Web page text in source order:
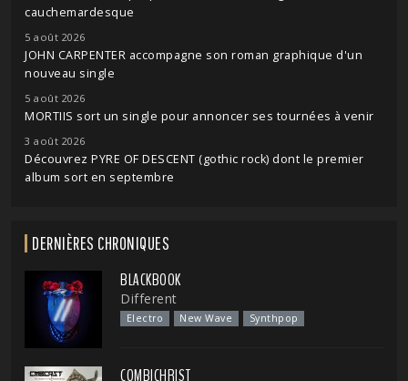
cauchemardesque
5 août 2026
JOHN CARPENTER accompagne son roman graphique d'un
nouveau single
5 août 2026
MORTIIS sort un single pour annoncer ses tournées à venir
3 août 2026
Découvrez PYRE OF DESCENT (gothic rock) dont le premier
album sort en septembre
DERNIÈRES CHRONIQUES
BLACKBOOK
Different
Electro New Wave Synthpop
COMBICHRIST